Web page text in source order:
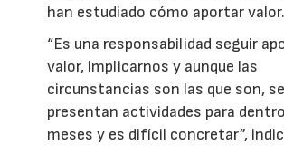
han estudiado cómo aportar valor.
“Es una responsabilidad seguir
valor, implicarnos y aunque las
circunstancias son las que son, se
presentan actividades para
meses y es difícil concretar”,